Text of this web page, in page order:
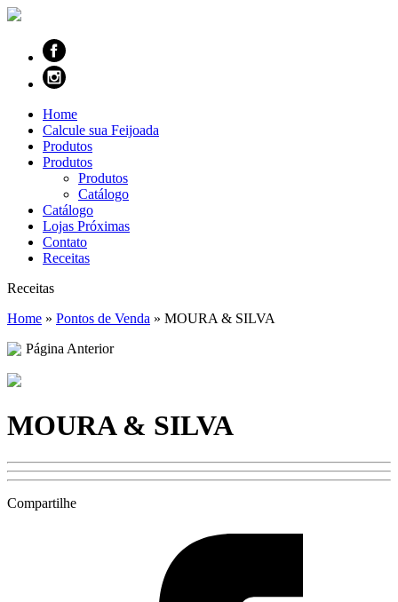
Home
Calcule sua Feijoada
Produtos
Produtos
Produtos
Catálogo
Catálogo
Lojas Próximas
Contato
Receitas
Receitas
Home » Pontos de Venda » MOURA & SILVA
Página Anterior
MOURA & SILVA
Compartilhe